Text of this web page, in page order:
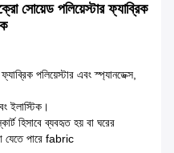
সোয়েড পলিয়েস্টার ফ্যাব্রিক
পলিয়েস্টার এবং স্প্যানডেক্স,
ইলাস্টিক।
হিসাবে ব্যবহৃত হয় বা ঘরের
যেতে পারে fabric